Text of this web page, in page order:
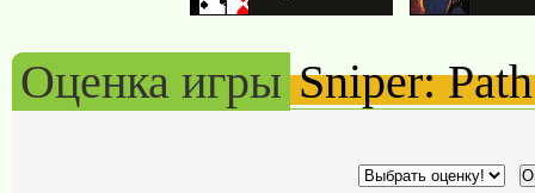
Оценка игры Sniper: